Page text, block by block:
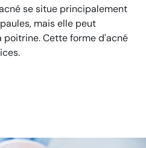
se situe principalement
mais elle peut
poitrine. Cette forme d'acné